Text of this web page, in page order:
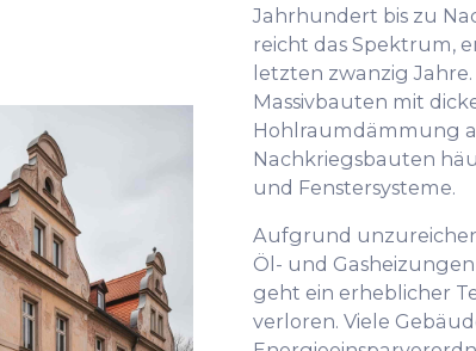
Jahrhundert bis zu
reicht das Spektrum,
letzten zwanzig
Massivbauten mit
Hohlraumdämmung
Nachkriegsbauten
und Fenstersysteme.
Aufgrund
Öl- und
geht ein erheblicher
verloren. Viele